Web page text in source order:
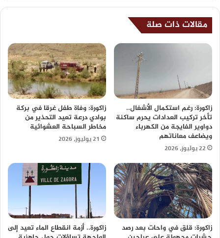
مقالات ذات صلة
زاكورة: رغم استكمال الأشغال..
تأخر تركيب العدادات يحرم ساكنة
دواوير الفايجة من الكهرباء
ويضاعف معاناتهم
22 يوليوز، 2026
زاكورة: وفاة طفل غرقا في بركة
بوادي درعة تعيد التحذير من
مخاطر السباحة العشوائية
21 يوليوز، 2026
زاكورة: قلق في واحات بعد رصد
زاكورة.. أزمة انقطاع الماء تعيد إلى